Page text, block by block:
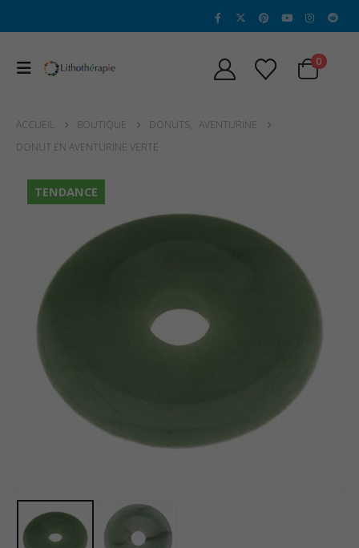
0
ACCUEIL BOUTIQUE DONUTS, AVENTURINE
DONUT EN AVENTURINE VERTE
TENDANCE